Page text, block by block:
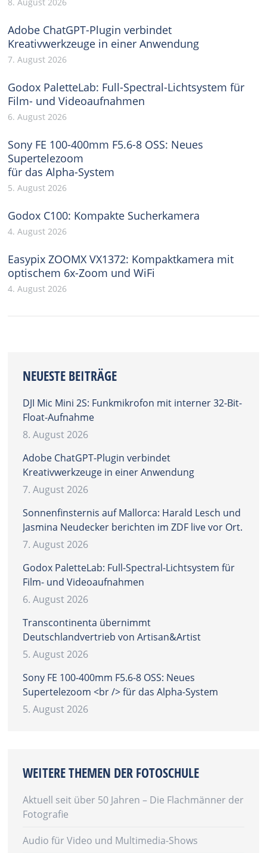
Adobe ChatGPT-Plugin verbindet
Kreativwerkzeuge in einer Anwendung
7. August 2026
Godox PaletteLab: Full-Spectral-Lichtsystem für
Film- und Videoaufnahmen
6. August 2026
Sony FE 100-400mm F5.6-8 OSS: Neues
Supertelezoom
für das Alpha-System
5. August 2026
Godox C100: Kompakte Sucherkamera
4. August 2026
Easypix ZOOMX VX1372: Kompaktkamera mit
optischem 6x-Zoom und WiFi
4. August 2026
NEUESTE BEITRÄGE
DJI Mic Mini 2S: Funkmikrofon mit interner 32-Bit-
Float-Aufnahme
8. August 2026
Adobe ChatGPT-Plugin verbindet
Kreativwerkzeuge in einer Anwendung
7. August 2026
Sonnenfinsternis auf Mallorca: Harald Lesch und
Jasmina Neudecker berichten im ZDF live vor Ort.
7. August 2026
Godox PaletteLab: Full-Spectral-Lichtsystem für
Film- und Videoaufnahmen
6. August 2026
Transcontinenta übernimmt
Deutschlandvertrieb von Artisan&Artist
5. August 2026
Sony FE 100-400mm F5.6-8 OSS: Neues
Supertelezoom <br /> für das Alpha-System
5. August 2026
WEITERE THEMEN DER FOTOSCHULE
Aktuell seit über 50 Jahren – Die Flachmänner der
Fotografie
Audio für Video und Multimedia-Shows